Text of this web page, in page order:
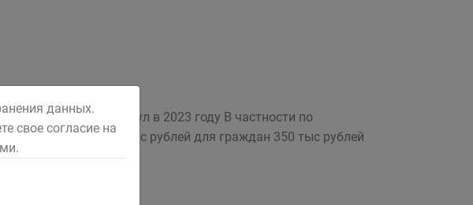
кредитных каникул в 2023 году В частности по
лимиты 300 тыс рублей для граждан 350 тыс рублей
данных.
свое согласие на